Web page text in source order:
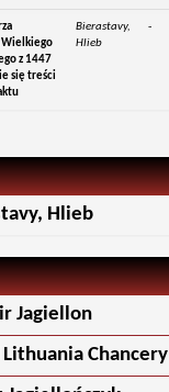
Wielkiego
z 1447
się treści
Bierastavy,
Hlieb
-
Hlieb
Jagiellon
Chancery